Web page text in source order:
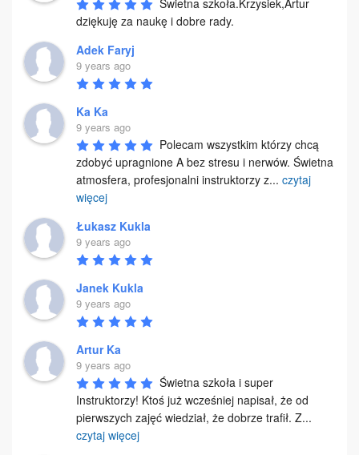
Świetna szkoła.Krzysiek,Artur
dziękuję za naukę i dobre rady.
Adek Faryj
9 years ago
Ka Ka
9 years ago
Polecam wszystkim którzy chcą
zdobyć upragnione A bez stresu i nerwów. Świetna
atmosfera, profesjonalni instruktorzy z... czytaj
więcej
Łukasz Kukla
9 years ago
Janek Kukla
9 years ago
Artur Ka
9 years ago
Świetna szkoła i super
Instruktorzy! Ktoś już wcześniej napisał, że od
pierwszych zajęć wiedział, że dobrze trafił. Z...
czytaj więcej